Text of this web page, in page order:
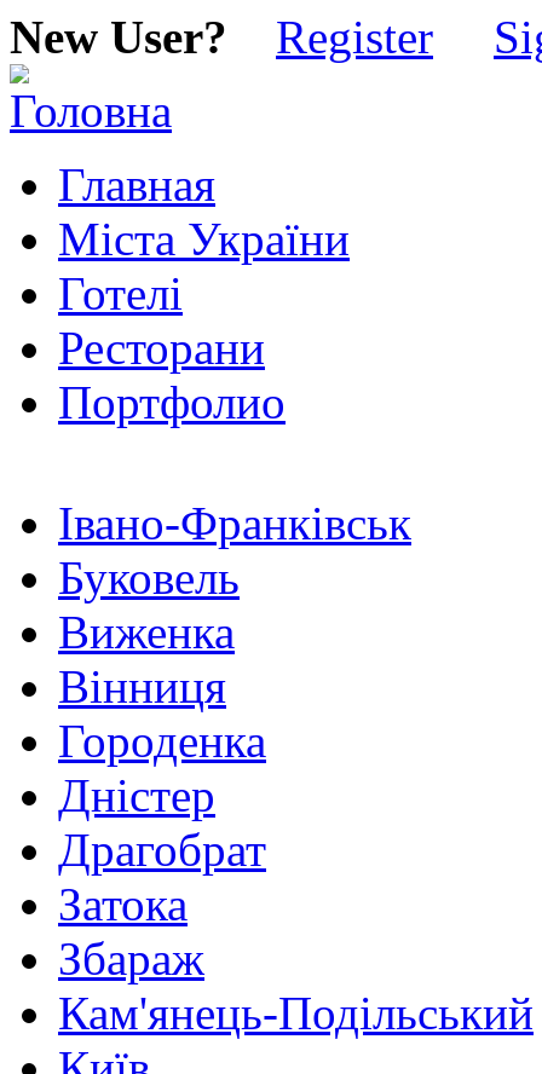
New User? Register
Главная
Міста України
Готелі
Ресторани
Портфолио
Івано-Франківськ
Буковель
Виженка
Вінниця
Городенка
Дністер
Драгобрат
Затока
Збараж
Кам'янець-Подільський